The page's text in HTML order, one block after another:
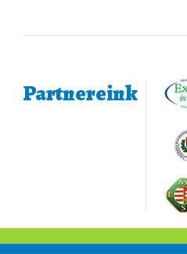
Partnereink